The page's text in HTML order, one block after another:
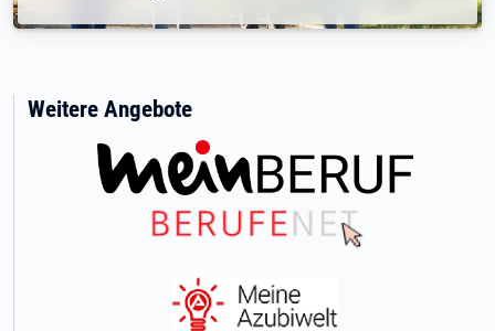
Weitere Angebote